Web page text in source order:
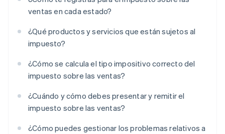
ventas en cada estado?
¿Qué productos y servicios que están sujetos al
impuesto?
¿Cómo se calcula el tipo impositivo correcto del
impuesto sobre las ventas?
¿Cuándo y cómo debes presentar y remitir el
impuesto sobre las ventas?
¿Cómo puedes gestionar los problemas relativos a